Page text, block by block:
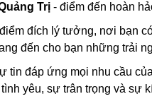
Trị- điểm đến hoàn
đích lý tưởng, nơi bạn
đến cho bạn những trải
tin đáp ứng mọi nhu cầu
yêu, sự trân trọng và sự